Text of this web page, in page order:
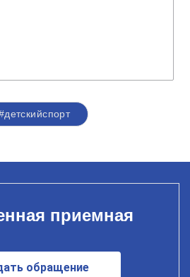
приемная
обращение